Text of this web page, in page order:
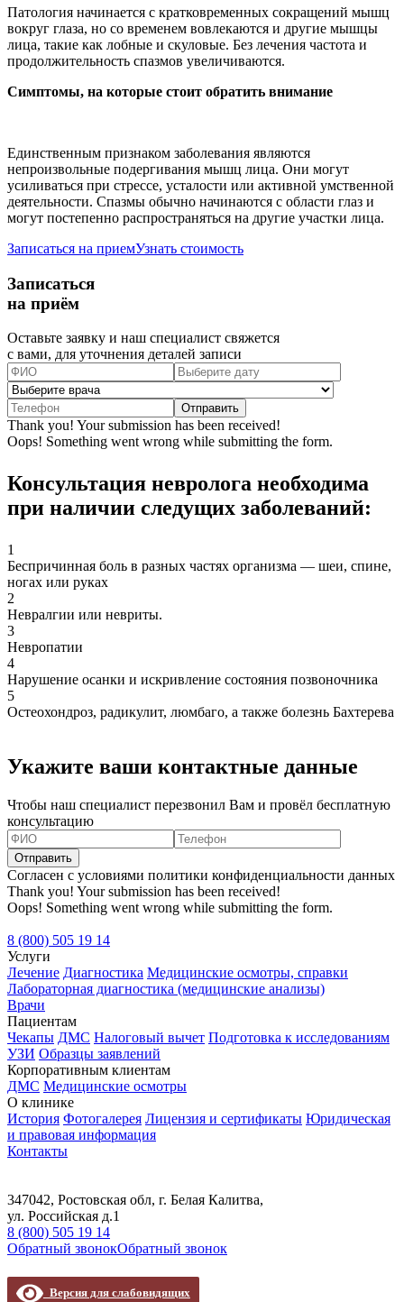
Патология начинается с кратковременных сокращений мышц
вокруг глаза, но со временем вовлекаются и другие мышцы
лица, такие как лобные и скуловые. Без лечения частота и
продолжительность спазмов увеличиваются.
Симптомы, на которые стоит обратить внимание
Единственным признаком заболевания являются
непроизвольные подергивания мышц лица. Они могут
усиливаться при стрессе, усталости или активной умственной
деятельности. Спазмы обычно начинаются с области глаз и
могут постепенно распространяться на другие участки лица.
Записаться на приемУзнать стоимость
Записаться
на приём
Оставьте заявку и наш специалист свяжется
с вами, для уточнения деталей записи
Thank you! Your submission has been received!
Oops! Something went wrong while submitting the form.
Консультация невролога необходима
при наличии следущих заболеваний:
1
Беспричинная боль в разных частях организма — шеи, спине,
ногах или руках
2
Невралгии или невриты.
3
Невропатии
4
Нарушение осанки и искривление состояния позвоночника
5
Остеохондроз, радикулит, люмбаго, а также болезнь Бахтерева
Укажите ваши контактные данные
Чтобы наш специалист перезвонил Вам и провёл бесплатную
консультацию
Согласен с условиями политики конфиденциальности данных
Thank you! Your submission has been received!
Oops! Something went wrong while submitting the form.
8 (800) 505 19 14
Услуги
Лечение Диагностика Медицинские осмотры, справки
Лабораторная диагностика (медицинские анализы)
Врачи
Пациентам
Чекапы ДМС Налоговый вычет Подготовка к исследованиям
УЗИ Образцы заявлений
Корпоративным клиентам
ДМС Медицинские осмотры
О клинике
История Фотогалерея Лицензия и сертификаты Юридическая
и правовая информация
Контакты
347042, Ростовская обл, г. Белая Калитва,
ул. Российская д.1
8 (800) 505 19 14
Обратный звонокОбратный звонок
Версия для слабовидящих